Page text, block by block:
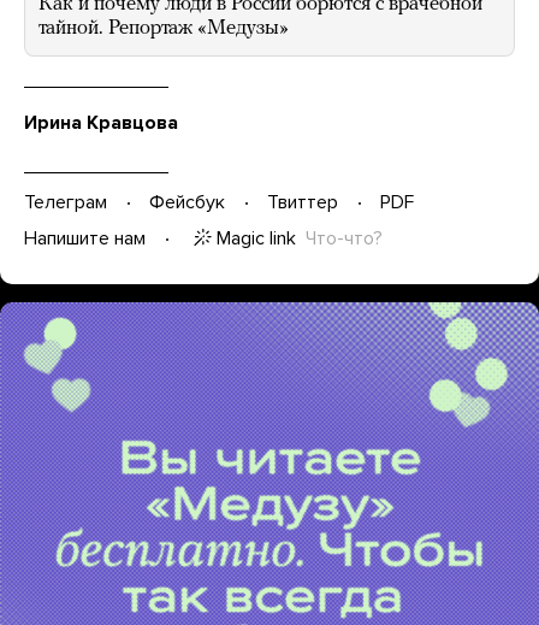
тайной. Репортаж «Медузы»
Ирина Кравцова
Телеграм Фейсбук Твиттер
PDF
Напишите нам
Magic link Что-что?